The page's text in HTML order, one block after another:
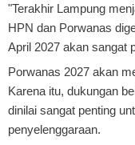
"Terakhir Lampung
HPN dan Porwanas
April 2027 akan sangat
Porwanas 2027 akan
Karena itu, dukungan
dinilai sangat penting
penyelenggaraan.